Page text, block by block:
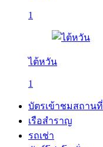
1
ไต้หวัน
1
บัตรเข้าชมสถานที่
เรือสำราญ
รถเช่า